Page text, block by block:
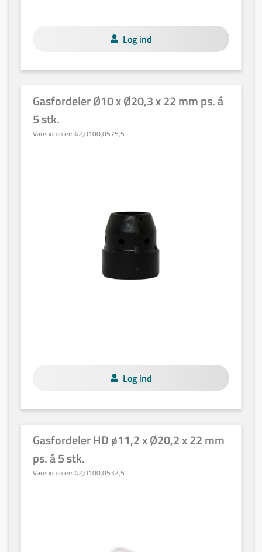
Log ind
Gasfordeler Ø10 x Ø20,3 x 22 mm ps. á
5 stk.
Varenummer: 42,0100,0575,5
Log ind
Gasfordeler HD ø11,2 x Ø20,2 x 22 mm
ps. á 5 stk.
Varenummer: 42,0100,0532,5